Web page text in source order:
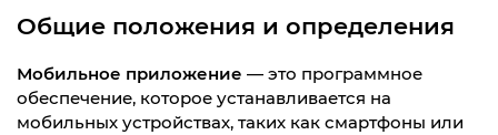
Общие положения и определения
Мобильное приложение — это программное
обеспечение, которое устанавливается на
мобильных устройствах, таких как смартфоны или